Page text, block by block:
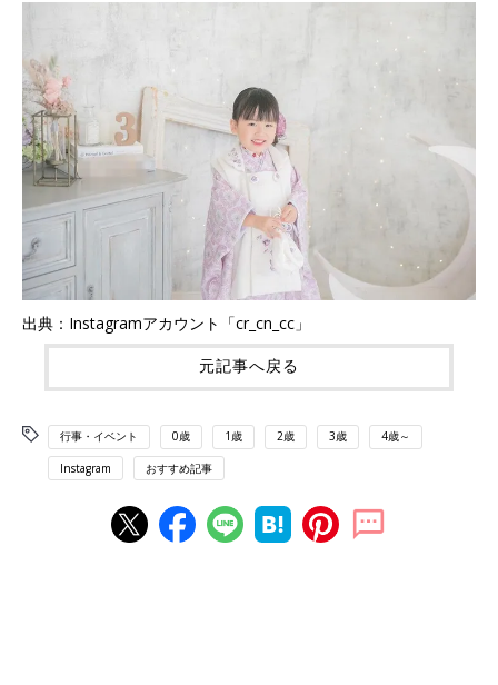
出典：Instagramアカウント「cr_cn_cc」
元記事へ戻る
行事・イベント 0歳 1歳 2歳 3歳 4歳～
Instagram おすすめ記事